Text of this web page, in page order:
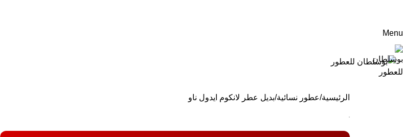
Menu
الرئيسية عطور نسائية بديل عطر لانكوم ايدول ناو